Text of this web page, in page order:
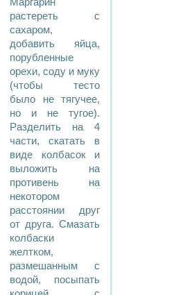
растереть с
сахаром,
добавить яйца,
порубленные
орехи, соду и муку
(чтобы тесто
было не тягучее,
но и не тугое).
Разделить на 4
части, скатать в
виде колбасок и
выложить на
противень на
некотором
расстоянии друг
от друга. Смазать
колбаски
желтком,
размешанным с
водой, посыпать